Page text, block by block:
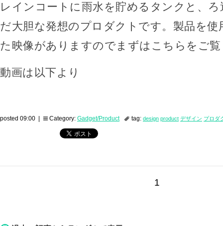
レインコートに雨水を貯めるタンクと、
だ大胆な発想のプロダクトです。製品を使
た映像がありますのでまずはこちらをご
動画は以下より
posted 09:00 | Category: Gadget/Product tag: design product デザイン プロダ
1